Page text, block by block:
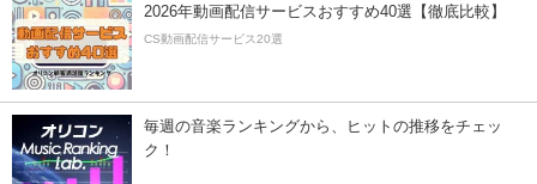
2026年動画配信サービスおすすめ40選【徹底比較】
CS動画配信サービス20選
毎週の音楽ランキングから、ヒットの推移をチェッ
ク！